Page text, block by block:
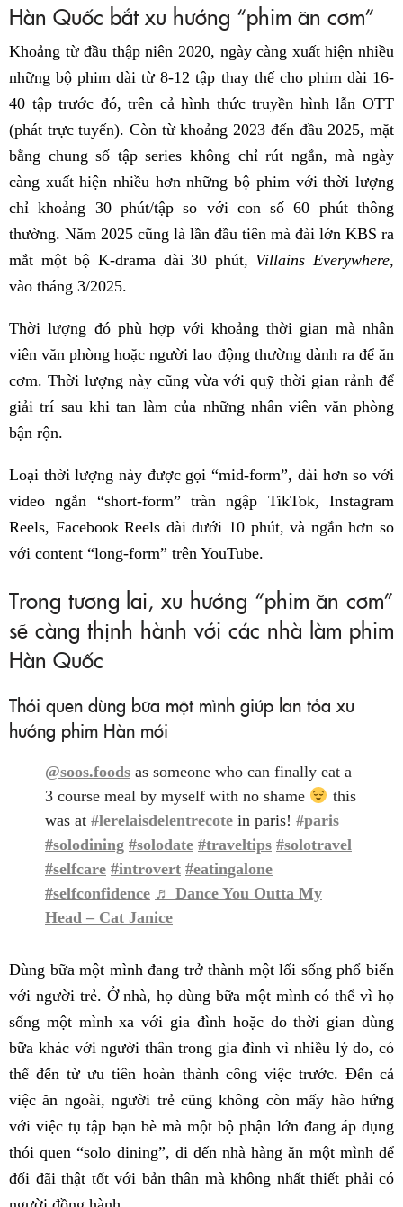
Hàn Quốc bắt xu hướng “phim ăn cơm”
Khoảng từ đầu thập niên 2020, ngày càng xuất hiện nhiều
những bộ phim dài từ 8-12 tập thay thế cho phim dài 16-
40 tập trước đó, trên cả hình thức truyền hình lẫn OTT
(phát trực tuyến). Còn từ khoảng 2023 đến đầu 2025, mặt
bằng chung số tập series không chỉ rút ngắn, mà ngày
càng xuất hiện nhiều hơn những bộ phim với thời lượng
chỉ khoảng 30 phút/tập so với con số 60 phút thông
thường. Năm 2025 cũng là lần đầu tiên mà đài lớn KBS ra
mắt một bộ K-drama dài 30 phút, Villains Everywhere,
vào tháng 3/2025.
Thời lượng đó phù hợp với khoảng thời gian mà nhân
viên văn phòng hoặc người lao động thường dành ra để ăn
cơm. Thời lượng này cũng vừa với quỹ thời gian rảnh để
giải trí sau khi tan làm của những nhân viên văn phòng
bận rộn.
Loại thời lượng này được gọi “mid-form”, dài hơn so với
video ngắn “short-form” tràn ngập TikTok, Instagram
Reels, Facebook Reels dài dưới 10 phút, và ngắn hơn so
với content “long-form” trên YouTube.
Trong tương lai, xu hướng “phim ăn cơm”
sẽ càng thịnh hành với các nhà làm phim
Hàn Quốc
Thói quen dùng bữa một mình giúp lan tỏa xu
hướng phim Hàn mới
@soos.foods as someone who can finally eat a
3 course meal by myself with no shame
this
was at #lerelaisdelentrecote in paris! #paris
#solodining #solodate #traveltips #solotravel
#selfcare #introvert #eatingalone
#selfconfidence ♬ Dance You Outta My
Head – Cat Janice
Dùng bữa một mình đang trở thành một lối sống phổ biến
với người trẻ. Ở nhà, họ dùng bữa một mình có thể vì họ
sống một mình xa với gia đình hoặc do thời gian dùng
bữa khác với người thân trong gia đình vì nhiều lý do, có
thể đến từ ưu tiên hoàn thành công việc trước. Đến cả
việc ăn ngoài, người trẻ cũng không còn mấy hào hứng
với việc tụ tập bạn bè mà một bộ phận lớn đang áp dụng
thói quen “solo dining”, đi đến nhà hàng ăn một mình để
đối đãi thật tốt với bản thân mà không nhất thiết phải có